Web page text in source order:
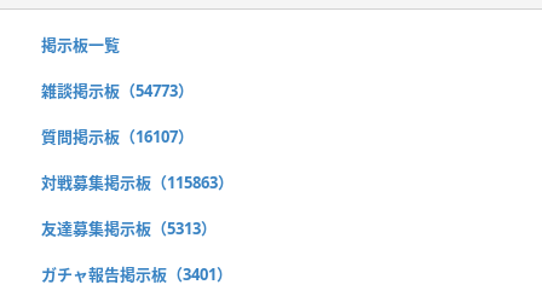
掲示板一覧
雑談掲示板（54773）
質問掲示板（16107）
対戦募集掲示板（115863）
友達募集掲示板（5313）
ガチャ報告掲示板（3401）